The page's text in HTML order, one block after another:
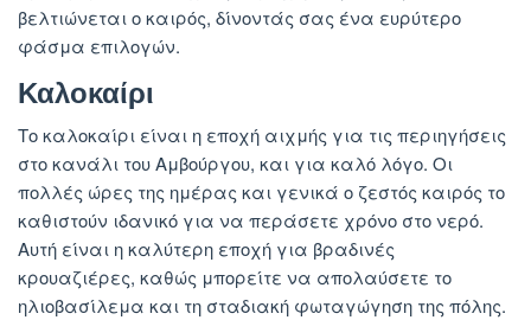
βελτιώνεται ο καιρός, δίνοντάς σας ένα ευρύτερο
φάσμα επιλογών.
Καλοκαίρι
Το καλοκαίρι είναι η εποχή αιχμής για τις περιηγήσεις
στο κανάλι του Αμβούργου, και για καλό λόγο. Οι
πολλές ώρες της ημέρας και γενικά ο ζεστός καιρός το
καθιστούν ιδανικό για να περάσετε χρόνο στο νερό.
Αυτή είναι η καλύτερη εποχή για βραδινές
κρουαζιέρες, καθώς μπορείτε να απολαύσετε το
ηλιοβασίλεμα και τη σταδιακή φωταγώγηση της πόλης.